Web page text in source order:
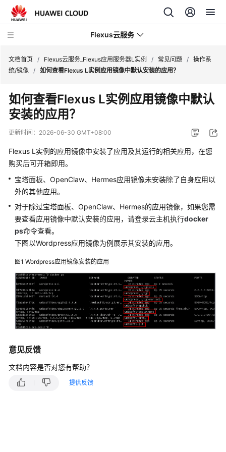
Flexus云服务
最
新
态
品
介
绍
快
速
门
用
户
指
南
佳
实
践
文档首页 / Flexus云服务_Flexus应用服务器L实例 / 常见问题 / 操作系
统/镜像 / 如何查看Flexus L实例应用镜像中默认安装的应用？
如何查看Flexus L实例应用镜像中默认
安装的应用？
更新时间： 2026-06-30 GMT+08:00
Flexus L实例的应用镜像中安装了应用及其运行的相关应用，在您
购买后可开箱即用。
宝塔面板、OpenClaw、Hermes应用镜像未安装除了自身应用以
外的其他应用。
对于除过宝塔面板、OpenClaw、Hermes的应用镜像，如果您需
要查看应用镜像中默认安装的应用，请登录云主机执行docker
ps命令查看。
下图以Wordpress应用镜像为例展示其安装的应用。
图1 Wordpress应用镜像安装的应用
意见反馈
文档内容是否对您有帮助？
提供反馈